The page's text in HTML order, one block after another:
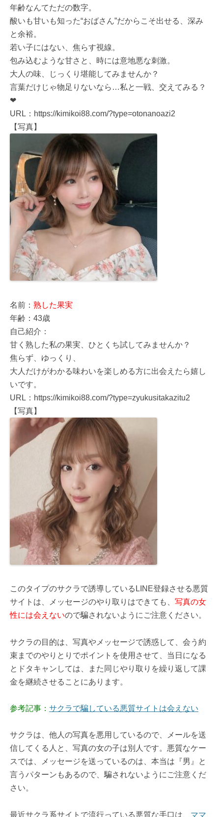
年齢なんてただの数字。
酸いも甘いも知った“おばさん”だからこそ出せる、深み
と余裕。
若い子にはない、焦らす視線。
包み込むような甘さと、時には意地悪な刺激。
大人の味、じっくり堪能してみませんか？
言葉だけじゃ物足りないなら…私と一戦、交えてみる？
❤
URL：https://kimikoi88.com/?type=otonanoazi2
【写真】
名前： 熟した果実
年齢：43歳
自己紹介：
甘く熟した私の果実、ひとくち試してみませんか？
焦らず、ゆっくり、
大人だけがわかる味わいを楽しめる方に出会えたら嬉し
いです。
URL：https://kimikoi88.com/?type=zyukusitakazitu2
【写真】
このタイプのサクラで誘導しているLINE登録させる悪質
サイトは、メッセージのやり取りはできても、 写真の女
性には会えないので騙されないようにご注意ください。
サクラの目的は、写真やメッセージで誘惑して、会う約
束までのやりとりでポイントを使用させて、当日になる
とドタキャンしては、また同じやり取りを繰り返して課
金を継続させることにあります。
参考記事： サクラで騙している悪質サイトは会えない
サクラは、他人の写真を悪用しているので、メールを送
信してくる人と、写真の女の子は別人です。悪質なケー
スでは、メッセージを送っているのは、本当は『男』と
言うパターンもあるので、騙されないようにご注意くだ
さい。
最近サクラ系サイトで流行っている悪質な手口は、 ママ